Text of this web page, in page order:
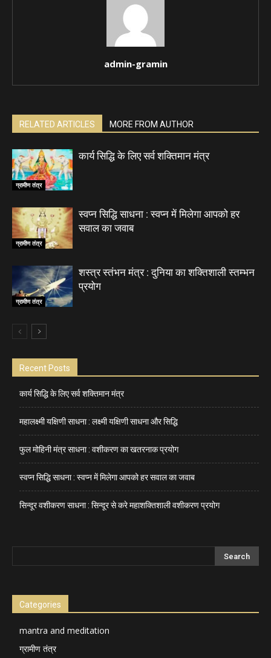
admin-gramin
RELATED ARTICLES MORE FROM AUTHOR
ग्रामीण तंत्र
कार्य सिद्धि के लिए सर्व शक्तिमान मंत्र
ग्रामीण तंत्र
स्वप्न सिद्धि साधना : स्वप्न में मिलेगा आपको हर
सवाल का जवाब
ग्रामीण तंत्र
शस्त्र स्तंभन मंत्र : दुनिया का शक्तिशाली स्तम्भन
प्रयोग
Recent Posts
कार्य सिद्धि के लिए सर्व शक्तिमान मंत्र
महालक्ष्मी यक्षिणी साधना : लक्ष्मी यक्षिणी साधना और सिद्धि
फुल मोहिनी मंत्र साधना : वशीकरण का खतरनाक प्रयोग
स्वप्न सिद्धि साधना : स्वप्न में मिलेगा आपको हर सवाल का जवाब
सिन्दूर वशीकरण साधना : सिन्दूर से करे महाशक्तिशाली वशीकरण प्रयोग
Categories
mantra and meditation
ग्रामीण तंत्र